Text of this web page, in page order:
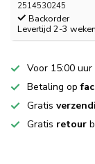
2514530245
Backorder
Levertijd 2-3 weken
Voor 15:00 uur
Betaling op
Gratis
Gratis retour